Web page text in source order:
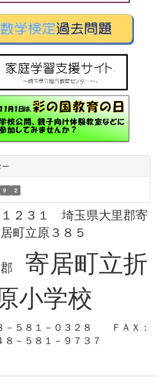
9 2
２３１ 埼玉県大里郡寄
居町立原３８５
寄居町立折
小学校
－５８１－０３２８
ＦＡＸ：
８－５８１－９７３７